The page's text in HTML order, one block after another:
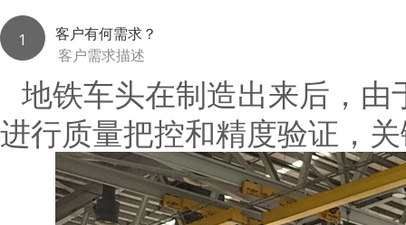
1
客户有何需求？
客户需求描述
地铁车头在制造出来后，
进行质量把控和精度验证，